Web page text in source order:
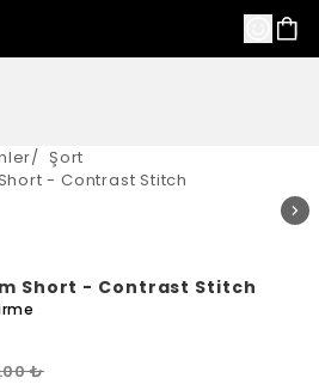
/ Şort
- Contrast Stitch
Short - Contrast Stitch
₺